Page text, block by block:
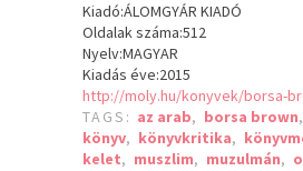
Kiadó:ÁLOMGYÁR KIADÓ
Oldalak száma:512
Nyelv:MAGYAR
Kiadás éve:2015
http://moly.hu/konyvek/borsa-
TAGS: az arab, borsa brown,
könyv, könyvkritika,
kelet, muszlim, muzulmán,